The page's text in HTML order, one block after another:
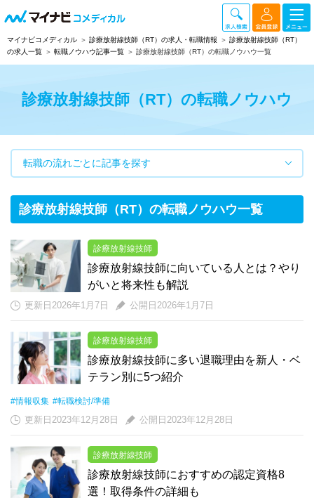
マイナビコメディカル 診療放射線技師（RT）の求人・転職情報
診療放射線技師（RT）
の求人一覧
転職ノウハウ記事一覧 診療放射線技師（RT）の転職ノウハウ一覧
診療放射線技師（RT）の転職ノウハウ
転職の流れごとに記事を探す
診療放射線技師（RT）の転職ノウハウ一覧
診療放射線技師
診療放射線技師に向いている人とは？やり
がいと将来性も解説
更新日2026年1月7日 公開日2026年1月7日
診療放射線技師
診療放射線技師に多い退職理由を新人・ベ
テラン別に5つ紹介
#情報収集 #転職検討/準備
更新日2023年12月28日 公開日2023年12月28日
診療放射線技師
診療放射線技師におすすめの認定資格8
選！取得条件の詳細も